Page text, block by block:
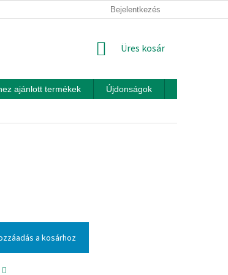
ÜZLETI FELTÉTELEK (ÁSZF)
Bejelentkezés
KOSÁR
Üres kosár
ajánlott termékek Újdonságok
a kosárhoz